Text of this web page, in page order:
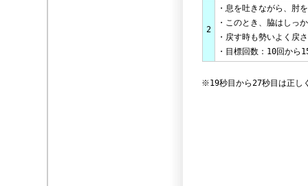
2
・息を吐きながら、肘
・このとき、脇はしっ
・戻す時も勢いよく戻
・目標回数：10回から
※19秒目から27秒目は正し